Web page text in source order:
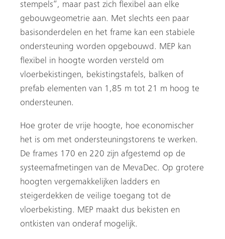
stempels“, maar past zich flexibel aan elke
gebouwgeometrie aan. Met slechts een paar
basisonderdelen en het frame kan een stabiele
ondersteuning worden opgebouwd. MEP kan
flexibel in hoogte worden versteld om
vloerbekistingen, bekistingstafels, balken of
prefab elementen van 1,85 m tot 21 m hoog te
ondersteunen.
Hoe groter de vrije hoogte, hoe economischer
het is om met ondersteuningstorens te werken.
De frames 170 en 220 zijn afgestemd op de
systeemafmetingen van de MevaDec. Op grotere
hoogten vergemakkelijken ladders en
steigerdekken de veilige toegang tot de
vloerbekisting. MEP maakt dus bekisten en
ontkisten van onderaf mogelijk.